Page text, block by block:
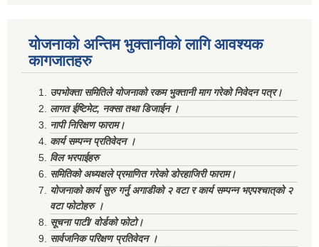
योजनाको अन्तिम भुक्तानीको लागि आवश्यक
कागजातहरु
उपभोक्ता समितिले योजनाको रकम भुक्तानी माग गरेको निवेदन पत्र।
लागत ईष्टिमेट, नक्सा तथा डिजाईन ।
नापी निरिक्षण फाराम।
कार्य सम्पन्न प्रतिवेदन ।
विल भरपाईहरु
समितिको अध्यक्षले प्रमाणित गरेको डोरहाजिरी फाराम।
योजनाको कार्य सुरु गर्नु अगाडीको २ वटा र कार्य सम्पन्न भएपश्चात्‌को २
वटा फोटोहरु ।
सूचना पाटी/ वोर्डको फोटो।
सार्वजनिक परिक्षण प्रतिवेदन ।